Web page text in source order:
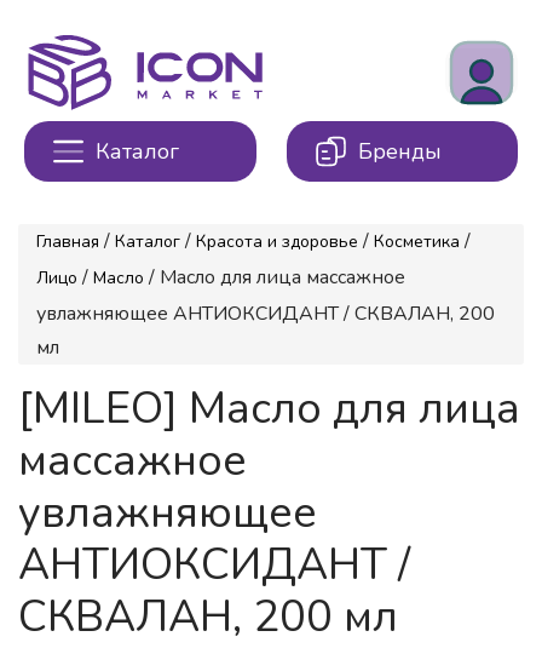
Каталог Бренды
Главная / Каталог / Красота и здоровье / Косметика /
Лицо / Масло / Масло для лица массажное
увлажняющее АНТИОКСИДАНТ / СКВАЛАН, 200
мл
[MILEO] Масло для лица
массажное
увлажняющее
АНТИОКСИДАНТ /
СКВАЛАН, 200 мл